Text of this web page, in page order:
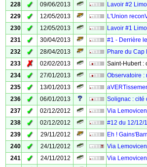
228
✓ 09/06/2013
Lavoir #2
229
✓ 12/05/2013
L'Union
230
✓ 12/05/2013
Lavoir #1
231
✓ 30/04/2013
#1 - Derrière
232
✓ 28/04/2013
Phare du Cap
233
✗ 02/02/2013
Saint-Hubert :
234
✓ 27/01/2013
Observatoire :
235
✓ 13/01/2013
236
✓ 06/01/2013
Solignac : cité
237
✓ 02/12/2012
Via
238
✓ 02/12/2012
#12 du 12/12/
239
✓ 29/11/2012
Eh !
240
✓ 24/11/2012
Via
241
✓ 24/11/2012
Via